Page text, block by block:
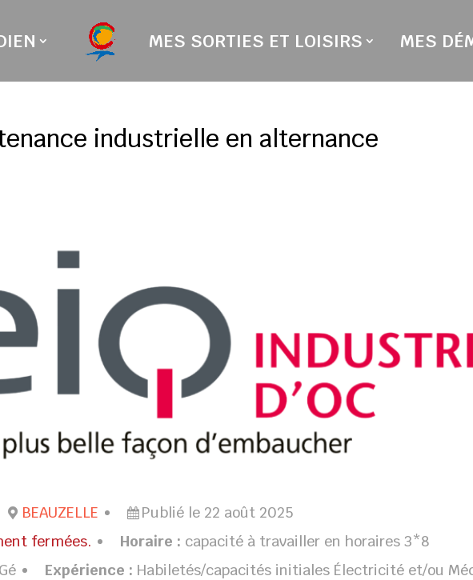
MES SORTIES ET LOISIRS MES
industrielle en alternance
BEAUZELLE
Publié le 22 août 2025
fermées.
Horaire : capacité à travailler en horaires 3*8
Expérience : Habiletés/capacités initiales Électricité et/ou